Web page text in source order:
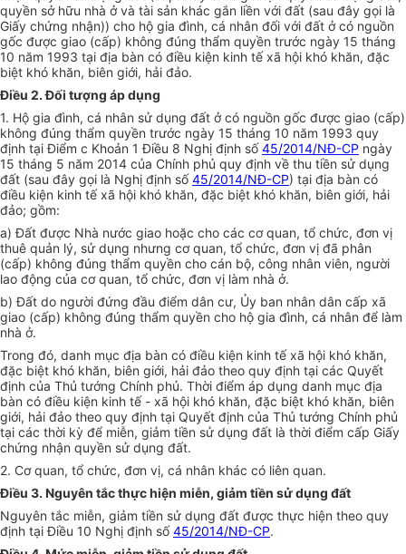
quyền sở hữu nhà ở và tài sản khác gắn liền với đất (sau đây gọi là
Giấy chứng nhận)) cho hộ gia đình, cá nhân đối với đất ở có nguồn
gốc được giao (cấp) không đúng thẩm quyền trước ngày 15 tháng
10 năm 1993 tại địa bàn có điều kiện kinh tế xã hội khó khăn, đặc
biệt khó khăn, biên giới, hải đảo.
Điều 2. Đối tượng áp dụng
1. Hộ gia đình, cá nhân sử dụng đất ở có nguồn gốc được giao (cấp)
không đúng thẩm quyền trước ngày 15 tháng 10 năm 1993 quy
định tại Điểm c Khoản 1 Điều 8 Nghị định số45/2014/NĐ-CP ngày
15 tháng 5 năm 2014 của Chính phủ quy định về thu tiền sử dụng
đất (sau đây gọi là Nghị định số45/2014/NĐ-CP) tại địa bàn có
điều kiện kinh tế xã hội khó khăn, đặc biệt khó khăn, biên giới, hải
đảo; gồm:
a) Đất được Nhà nước giao hoặc cho các cơ quan, tổ chức, đơn vị
thuê quản lý, sử dụng nhưng cơ quan, tổ chức, đơn vị đã phân
(cấp) không đúng thẩm quyền cho cán bộ, công nhân viên, người
lao động của cơ quan, tổ chức, đơn vị làm nhà ở.
b) Đất do người đứng đầu điểm dân cư, Ủy ban nhân dân cấp xã
giao (cấp) không đúng thẩm quyền cho hộ gia đình, cá nhân để làm
nhà ở.
Trong đó, danh mục địa bàn có điều kiện kinh tế xã hội khó khăn,
đặc biệt khó khăn, biên giới, hải đảo theo quy định tại các Quyết
định của Thủ tướng Chính phủ. Thời điểm áp dụng danh mục địa
bàn có điều kiện kinh tế - xã hội khó khăn, đặc biệt khó khăn, biên
giới, hải đảo theo quy định tại Quyết định của Thủ tướng Chính phủ
tại các thời kỳ để miễn, giảm tiền sử dụng đất là thời điểm cấp Giấy
chứng nhận quyền sử dụng đất.
2. Cơ quan, tổ chức, đơn vị, cá nhân khác có liên quan.
Điều 3. Nguyên tắc thực hiện miễn, giảm tiền sử dụng đất
Nguyên tắc miễn, giảm tiền sử dụng đất được thực hiện theo quy
định tại Điều 10 Nghị định số45/2014/NĐ-CP.